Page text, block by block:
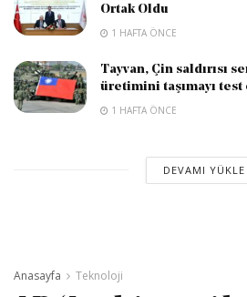
Ortak Oldu
1 HAFTA ÖNCE
Tayvan, Çin saldırısı
üretimini taşımayı test
1 HAFTA ÖNCE
DEVAMI YÜKLE
Anasayfa Teknoloji